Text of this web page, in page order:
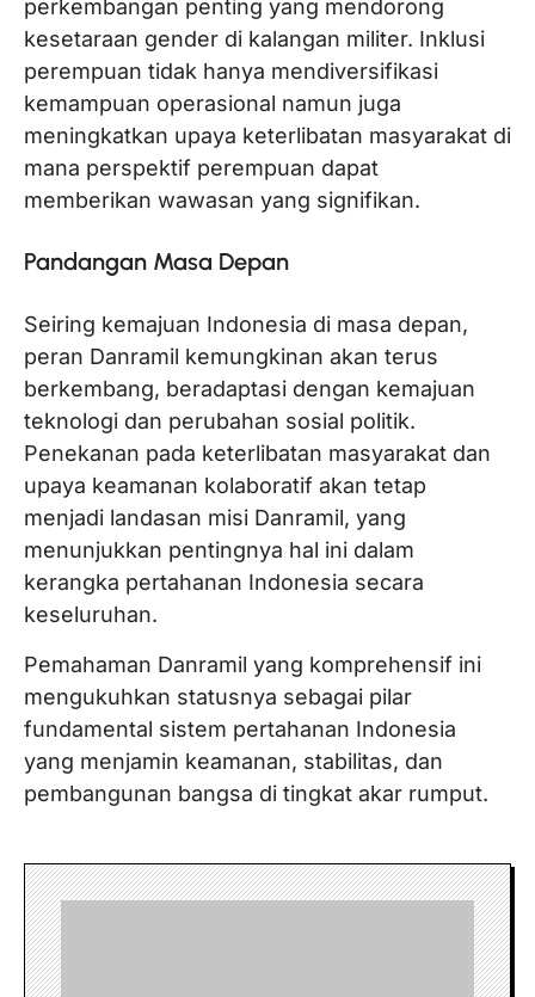
perkembangan penting yang mendorong
kesetaraan gender di kalangan militer. Inklusi
perempuan tidak hanya mendiversifikasi
kemampuan operasional namun juga
meningkatkan upaya keterlibatan masyarakat di
mana perspektif perempuan dapat
memberikan wawasan yang signifikan.
Pandangan Masa Depan
Seiring kemajuan Indonesia di masa depan,
peran Danramil kemungkinan akan terus
berkembang, beradaptasi dengan kemajuan
teknologi dan perubahan sosial politik.
Penekanan pada keterlibatan masyarakat dan
upaya keamanan kolaboratif akan tetap
menjadi landasan misi Danramil, yang
menunjukkan pentingnya hal ini dalam
kerangka pertahanan Indonesia secara
keseluruhan.
Pemahaman Danramil yang komprehensif ini
mengukuhkan statusnya sebagai pilar
fundamental sistem pertahanan Indonesia
yang menjamin keamanan, stabilitas, dan
pembangunan bangsa di tingkat akar rumput.